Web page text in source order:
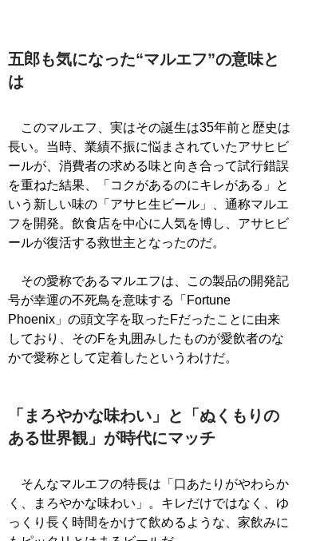
五郎も気になった“マルエフ”の意味と
は
このマルエフ、実はその誕生は35年前と歴史は
長い。当時、業績不振に悩まされていたアサヒビ
ールが、消費者の求める味と向き合って試行錯誤
を重ねた結果、「コクがあるのにキレがある」と
いう新しい味の「アサヒ生ビール」、通称マルエ
フを開発。飲食店を中心に人気を博し、アサヒビ
ールが復活する救世主となったのだ。
その愛称であるマルエフは、この製品の開発記
号が幸運の不死鳥を意味する「Fortune
Phoenix」の頭文字を取ったFだったことに由来
しており、そのFを丸囲みしたものが愛飲者のな
かで愛称として定着したというわけだ。
「まろやかな味わい」と「ぬくもりの
ある世界観」が時代にマッチ
そんなマルエフの特長は「口あたりがやわらか
く、まろやかな味わい」。キレだけではなく、ゆ
っくり長く時間をかけて飲めるような、家飲みに